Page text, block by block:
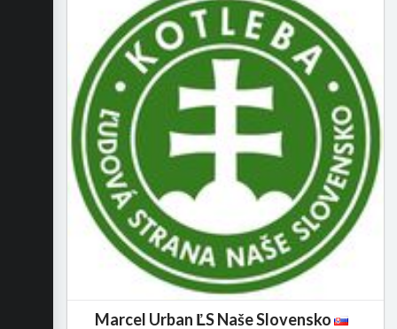
Marcel Urban ĽS Naše Slovensko